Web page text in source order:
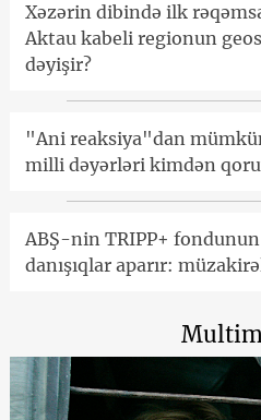
Xəzərin dibində ilk
Aktau kabeli regionun
dəyişir?
"Ani reaksiya"dan
milli dəyərləri kimdən
ABŞ-nin TRIPP+
danışıqlar aparır: